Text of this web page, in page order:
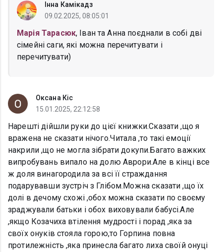
Інна Камікадз
09.02.2025, 08:05:01
Марія Тарасюк, Іван та Анна поєднали в собі дві
сімейні саги, які можна перечитувати і
перечитувати)
Оксана Кіс
15.01.2025, 22:12:58
Нарешті дійшли руки до цієї книжки.Сказати ,що я
вражена не сказати нічого.Читала ,то такі емоції
накрили ,що не могла зібрати докупи.Багато важких
випробувань випало на долю Аврори.Але в кінці все
ж доля винагородила за всі її страждання
подарувавши зустріч з Глібом.Можна сказати ,що їх
долі в дечому схожі ,обох можна сказати по своєму
зраджували батьки і обох виховували бабусі.Але
,якщо Козачиха втілення мудрості і порад ,яка за
своїх онуків стояла горою,то Горпина повна
протилежність ,яка принесла багато лиха своїй онуці